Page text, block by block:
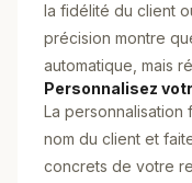
la fidélité du client
précision montre
automatique, mais
Personnalisez
La personnalisation
nom du client et
concrets de votre